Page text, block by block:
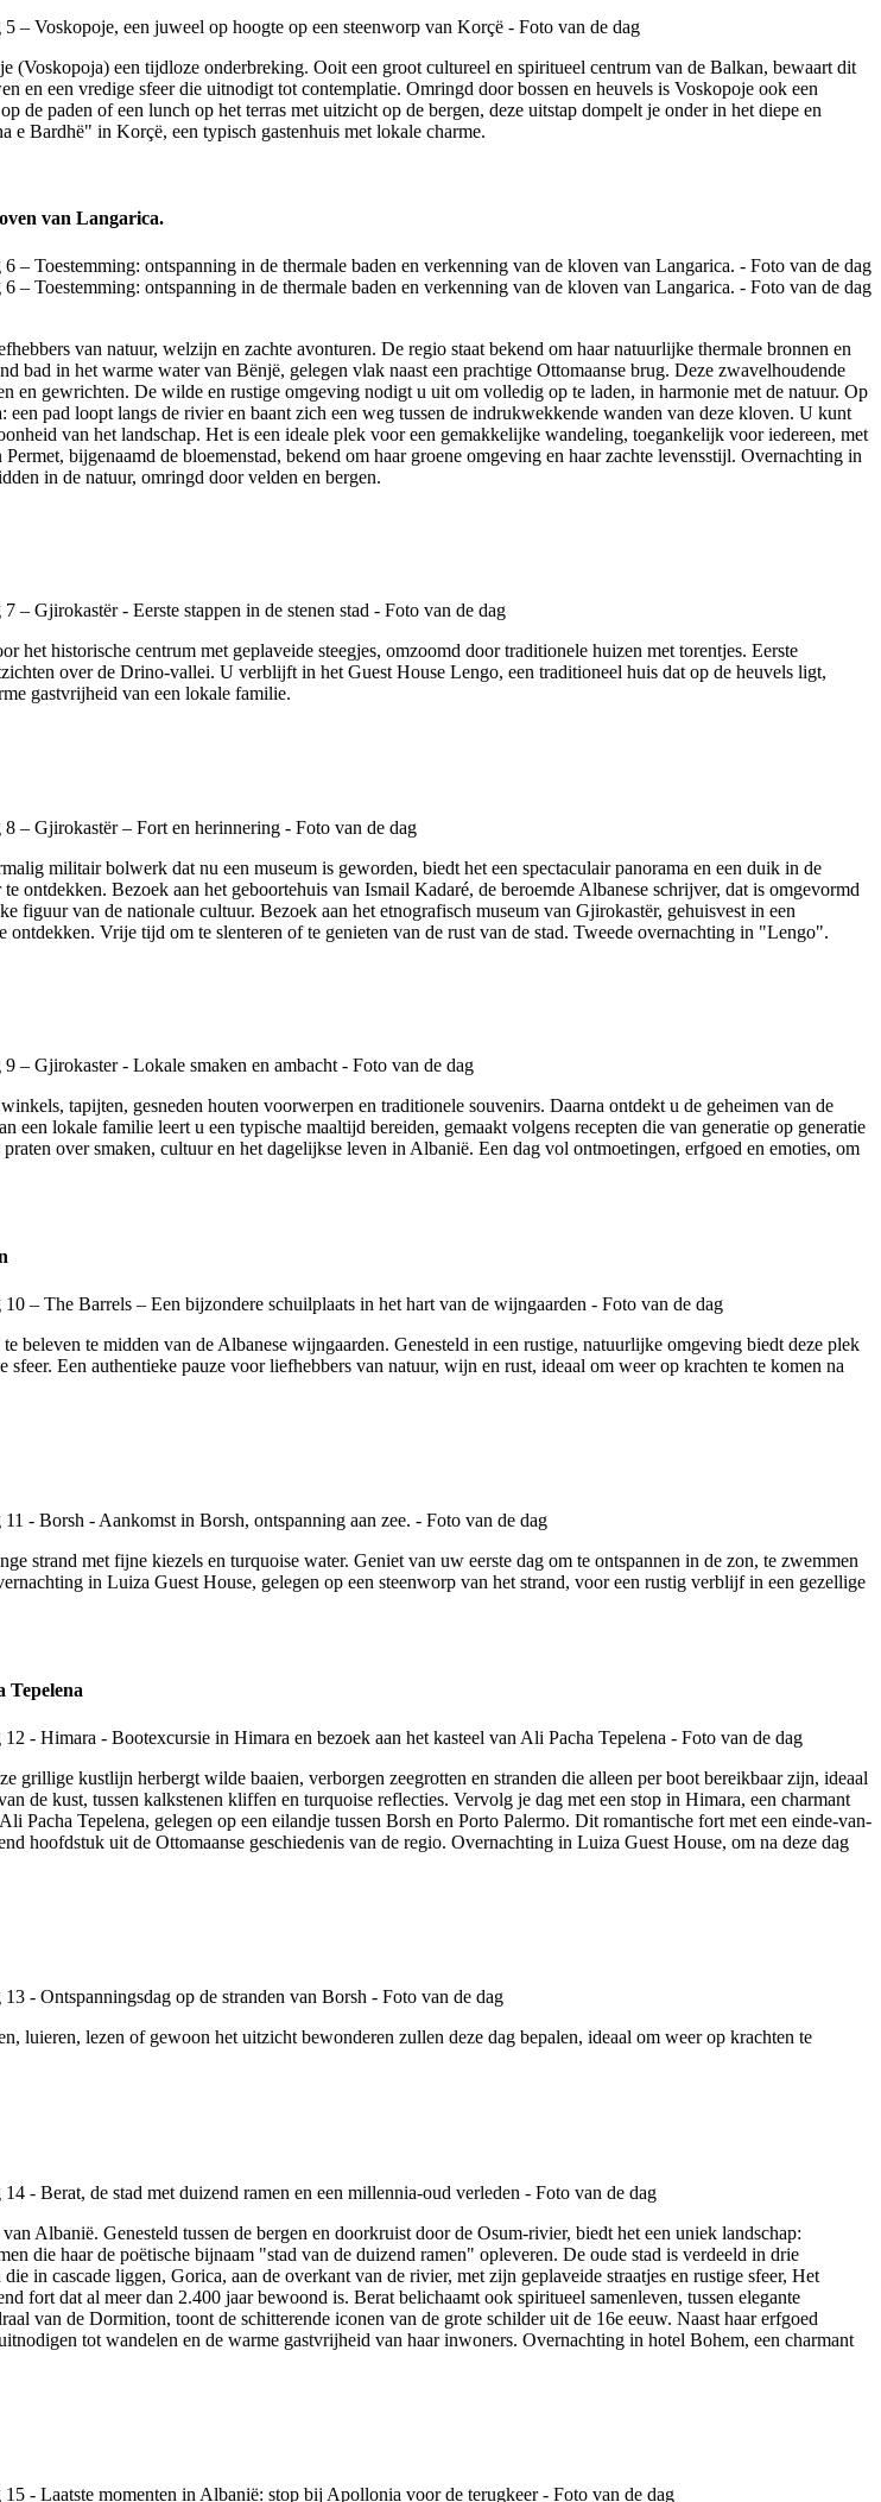
(Voskopoja) een tijdloze onderbreking. Ooit een groot cultureel en spiritueel centrum van de Balkan, bewaart dit
en een vredige sfeer die uitnodigt tot contemplatie. Omringd door bossen en heuvels is Voskopoje ook een
de paden of een lunch op het terras met uitzicht op de bergen, deze uitstap dompelt je onder in het diepe en
e Bardhë" in Korçë, een typisch gastenhuis met lokale charme.
van Langarica.
van natuur, welzijn en zachte avonturen. De regio staat bekend om haar natuurlijke thermale bronnen en
bad in het warme water van Bënjë, gelegen vlak naast een prachtige Ottomaanse brug. Deze zwavelhoudende
en gewrichten. De wilde en rustige omgeving nodigt u uit om volledig op te laden, in harmonie met de natuur. Op
pad loopt langs de rivier en baant zich een weg tussen de indrukwekkende wanden van deze kloven. U kunt
van het landschap. Het is een ideale plek voor een gemakkelijke wandeling, toegankelijk voor iedereen, met
bijgenaamd de bloemenstad, bekend om haar groene omgeving en haar zachte levensstijl. Overnachting in
in de natuur, omringd door velden en bergen.
historische centrum met geplaveide steegjes, omzoomd door traditionele huizen met torentjes. Eerste
over de Drino-vallei. U verblijft in het Guest House Lengo, een traditioneel huis dat op de heuvels ligt,
gastvrijheid van een lokale familie.
militair bolwerk dat nu een museum is geworden, biedt het een spectaculair panorama en een duik in de
Bezoek aan het geboortehuis van Ismail Kadaré, de beroemde Albanese schrijver, dat is omgevormd
van de nationale cultuur. Bezoek aan het etnografisch museum van Gjirokastër, gehuisvest in een
Vrije tijd om te slenteren of te genieten van de rust van de stad. Tweede overnachting in "Lengo".
tapijten, gesneden houten voorwerpen en traditionele souvenirs. Daarna ontdekt u de geheimen van de
lokale familie leert u een typische maaltijd bereiden, gemaakt volgens recepten die van generatie op generatie
over smaken, cultuur en het dagelijkse leven in Albanië. Een dag vol ontmoetingen, erfgoed en emoties, om
te midden van de Albanese wijngaarden. Genesteld in een rustige, natuurlijke omgeving biedt deze plek
Een authentieke pauze voor liefhebbers van natuur, wijn en rust, ideaal om weer op krachten te komen na
strand met fijne kiezels en turquoise water. Geniet van uw eerste dag om te ontspannen in de zon, te zwemmen
in Luiza Guest House, gelegen op een steenworp van het strand, voor een rustig verblijf in een gezellige
Tepelena
grillige kustlijn herbergt wilde baaien, verborgen zeegrotten en stranden die alleen per boot bereikbaar zijn, ideaal
de kust, tussen kalkstenen kliffen en turquoise reflecties. Vervolg je dag met een stop in Himara, een charmant
Pacha Tepelena, gelegen op een eilandje tussen Borsh en Porto Palermo. Dit romantische fort met een einde-van-
hoofdstuk uit de Ottomaanse geschiedenis van de regio. Overnachting in Luiza Guest House, om na deze dag
luieren, lezen of gewoon het uitzicht bewonderen zullen deze dag bepalen, ideaal om weer op krachten te
Albanië. Genesteld tussen de bergen en doorkruist door de Osum-rivier, biedt het een uniek landschap:
die haar de poëtische bijnaam "stad van de duizend ramen" opleveren. De oude stad is verdeeld in drie
in cascade liggen, Gorica, aan de overkant van de rivier, met zijn geplaveide straatjes en rustige sfeer, Het
fort dat al meer dan 2.400 jaar bewoond is. Berat belichaamt ook spiritueel samenleven, tussen elegante
van de Dormition, toont de schitterende iconen van de grote schilder uit de 16e eeuw. Naast haar erfgoed
tot wandelen en de warme gastvrijheid van haar inwoners. Overnachting in hotel Bohem, een charmant